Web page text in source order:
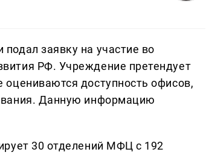
заявку на участие во
РФ. Учреждение претендует
доступность офисов,
Данную информацию
30 отделений МФЦ с 192